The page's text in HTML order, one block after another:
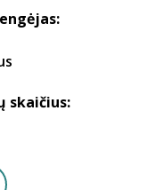
skaičius: